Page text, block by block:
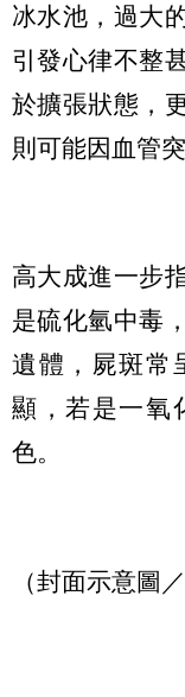
冰水池，過大
引發心律不整
於擴張狀態，
則可能因血管
高大成進一步
是硫化氫中毒
遺體，屍斑常
顯，若是一氧
色。
（封面示意圖